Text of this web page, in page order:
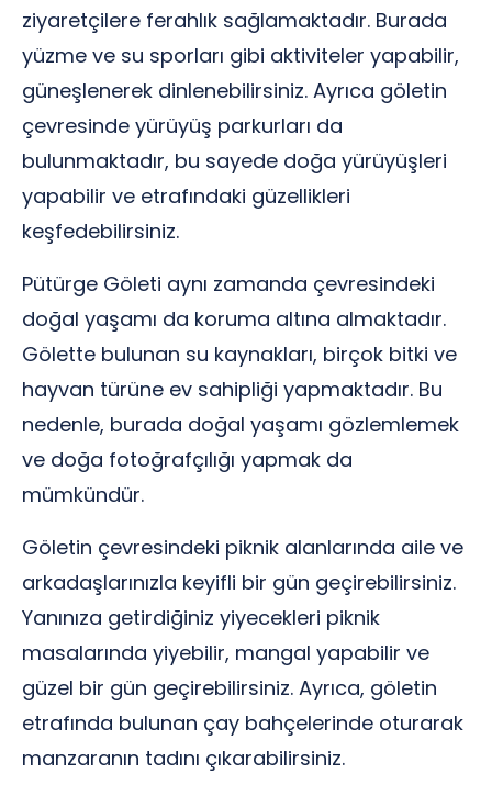
ziyaretçilere ferahlık sağlamaktadır. Burada
yüzme ve su sporları gibi aktiviteler yapabilir,
güneşlenerek dinlenebilirsiniz. Ayrıca göletin
çevresinde yürüyüş parkurları da
bulunmaktadır, bu sayede doğa yürüyüşleri
yapabilir ve etrafındaki güzellikleri
keşfedebilirsiniz.
Pütürge Göleti aynı zamanda çevresindeki
doğal yaşamı da koruma altına almaktadır.
Gölette bulunan su kaynakları, birçok bitki ve
hayvan türüne ev sahipliği yapmaktadır. Bu
nedenle, burada doğal yaşamı gözlemlemek
ve doğa fotoğrafçılığı yapmak da
mümkündür.
Göletin çevresindeki piknik alanlarında aile ve
arkadaşlarınızla keyifli bir gün geçirebilirsiniz.
Yanınıza getirdiğiniz yiyecekleri piknik
masalarında yiyebilir, mangal yapabilir ve
güzel bir gün geçirebilirsiniz. Ayrıca, göletin
etrafında bulunan çay bahçelerinde oturarak
manzaranın tadını çıkarabilirsiniz.